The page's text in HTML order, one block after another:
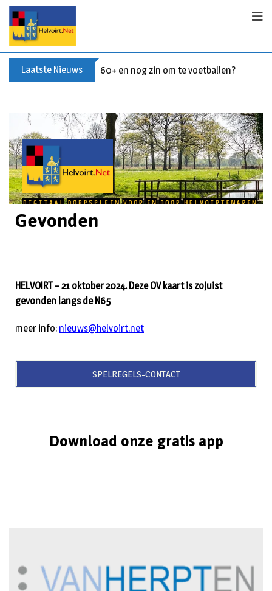
Laatste Nieuws 60+ en nog zin om te voetballen? Kom
Gevonden
HELVOIRT – 21 oktober 2024. Deze OV kaart is zojuist
gevonden langs de N65
meer info: nieuws@helvoirt.net
SPELREGELS-CONTACT
Download onze gratis app